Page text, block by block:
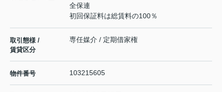
全保連
初回保証料は総賃料の100％
取引態様 /
賃貸区分
専任媒介 / 定期借家権
物件番号 103215605